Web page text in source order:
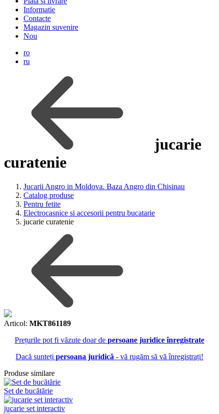
Informatie
Contacte
Magazin suvenire
Nou
ro
ru
jucarie
curatenie
Jucarii Angro in Moldova. Baza Angro din Chisinau
Catalog produse
Pentru fetite
Electrocasnice si accesorii pentru bucatarie
jucarie curatenie
Articol: MKT861189
Prețurile pot fi văzute doar de persoane juridice înregistrate
Dacă sunteți persoana juridică - vă rugăm să vă înregistrați!
Produse similare
Set de bucătărie
jucarie set interactiv